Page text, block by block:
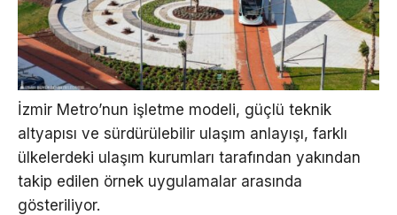
İzmir Metro’nun işletme modeli, güçlü teknik
altyapısı ve sürdürülebilir ulaşım anlayışı, farklı
ülkelerdeki ulaşım kurumları tarafından yakından
takip edilen örnek uygulamalar arasında
gösteriliyor.